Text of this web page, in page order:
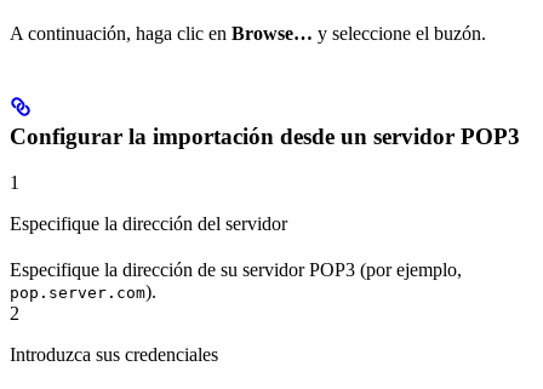
A continuación, haga clic en Browse… y seleccione el buzón.
Configurar la importación desde un servidor POP3
1
Especifique la dirección del servidor
Especifique la dirección de su servidor POP3 (por ejemplo,
pop.server.com).
2
Introduzca sus credenciales